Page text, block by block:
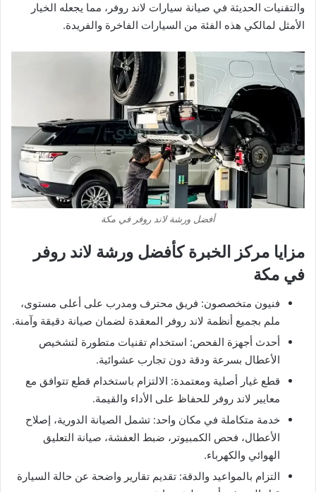
والتقنيات الحديثة في صيانة سيارات لاند روفر، مما يجعله الخيار
الأمثل لمالكي هذه الفئة من السيارات الفاخرة والفريدة.
أفضل ورشة لاند روفر في مكة
مزايا مركز الخبرة كأفضل ورشة لاند روفر
في مكة
فنيون متخصصون: فريق محترف ومدرب على أعلى مستوى،
ملم بجميع أنظمة لاند روفر المعقدة لضمان صيانة دقيقة وآمنة.
أحدث أجهزة الفحص: استخدام تقنيات متطورة لتشخيص
الأعطال بسرعة ودقة دون تجارب عشوائية.
قطع غيار أصلية ومعتمدة: الالتزام باستخدام قطع تتوافق مع
معايير لاند روفر للحفاظ على الأداء والقيمة.
خدمة متكاملة في مكان واحد: تشمل الصيانة الدورية، إصلاح
الأعطال، فحص الكمبيوتر، ضبط العفشة، صيانة التعليق
الهوائي والكهرباء.
التزام بالمواعيد والدقة: تقديم تقارير واضحة عن حالة السيارة